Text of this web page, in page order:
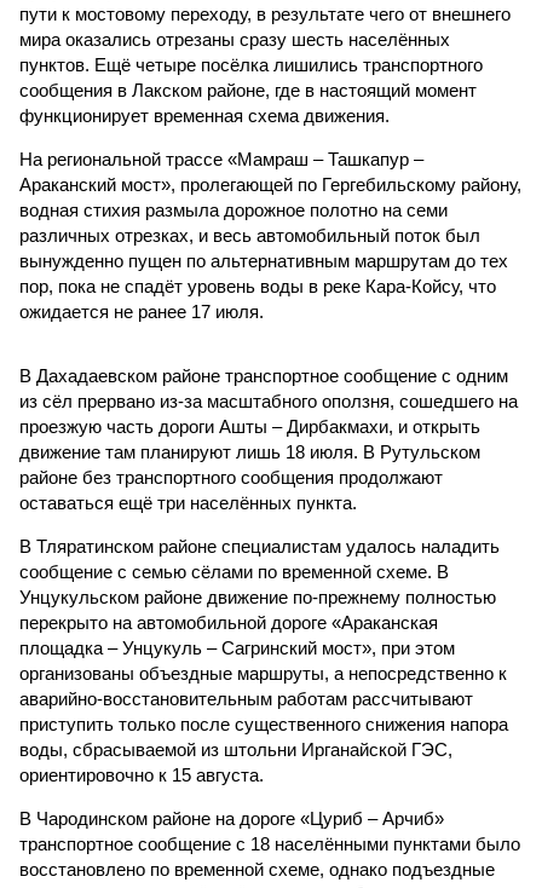
пути к мостовому переходу, в результате чего от внешнего
мира оказались отрезаны сразу шесть населённых
пунктов. Ещё четыре посёлка лишились транспортного
сообщения в Лакском районе, где в настоящий момент
функционирует временная схема движения.
На региональной трассе «Мамраш – Ташкапур –
Араканский мост», пролегающей по Гергебильскому району,
водная стихия размыла дорожное полотно на семи
различных отрезках, и весь автомобильный поток был
вынужденно пущен по альтернативным маршрутам до тех
пор, пока не спадёт уровень воды в реке Кара-Койсу, что
ожидается не ранее 17 июля.
В Дахадаевском районе транспортное сообщение с одним
из сёл прервано из-за масштабного оползня, сошедшего на
проезжую часть дороги Ашты – Дирбакмахи, и открыть
движение там планируют лишь 18 июля. В Рутульском
районе без транспортного сообщения продолжают
оставаться ещё три населённых пункта.
В Тляратинском районе специалистам удалось наладить
сообщение с семью сёлами по временной схеме. В
Унцукульском районе движение по-прежнему полностью
перекрыто на автомобильной дороге «Араканская
площадка – Унцукуль – Сагринский мост», при этом
организованы объездные маршруты, а непосредственно к
аварийно-восстановительным работам рассчитывают
приступить только после существенного снижения напора
воды, сбрасываемой из штольни Ирганайской ГЭС,
ориентировочно к 15 августа.
В Чародинском районе на дороге «Цуриб – Арчиб»
транспортное сообщение с 18 населёнными пунктами было
восстановлено по временной схеме, однако подъездные